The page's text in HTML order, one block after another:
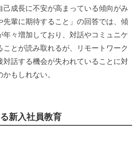
成長に不安が高まっている傾向がみ
先輩に期待すること」の回答では、傾
々増加しており、対話やコミュニケ
とが読み取れるが、リモートワーク
対話する機会が失われていることに対
もしれない。
新入社員教育